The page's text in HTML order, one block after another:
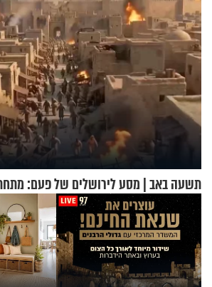
תשעה באב | מסע לירושלים של פעם: מתחת